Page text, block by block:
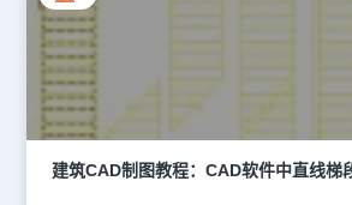
梯，也可与直线梯段组合创建复杂楼梯和坡道
入口的坡道。首先打开浩辰CAD建筑软件，然
设计→楼梯其他→圆弧梯段(YHTD)，点取菜单
示：在对话框中输入楼梯的参数，可根据右侧
楼梯参数是否符合要求。对话框中的选项与【
区，命令行提示：点取梯段的插入位置和转角
筑CAD制图教程就是小编给大家整理的国产
建筑软件中绘制圆弧梯段的具体操作步骤，是
建筑CAD制图教程：CAD软件中直线梯